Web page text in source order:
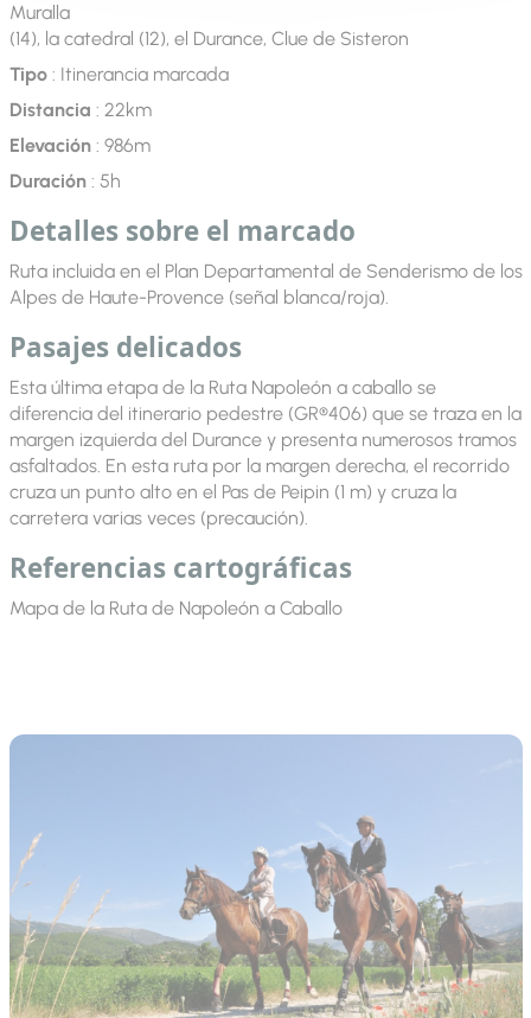
Muralla
(14), la catedral (12), el Durance, Clue de Sisteron
Tipo: Itinerancia marcada
Distancia : 22km
Elevación: 986m
Duración: 5h
Detalles sobre el marcado
Ruta incluida en el Plan Departamental de Senderismo de los
Alpes de Haute-Provence (señal blanca/roja).
Pasajes delicados
Esta última etapa de la Ruta Napoleón a caballo se
diferencia del itinerario pedestre (GR®406) que se traza en la
margen izquierda del Durance y presenta numerosos tramos
asfaltados. En esta ruta por la margen derecha, el recorrido
cruza un punto alto en el Pas de Peipin (1 m) y cruza la
carretera varias veces (precaución).
Referencias cartográficas
Mapa de la Ruta de Napoleón a Caballo